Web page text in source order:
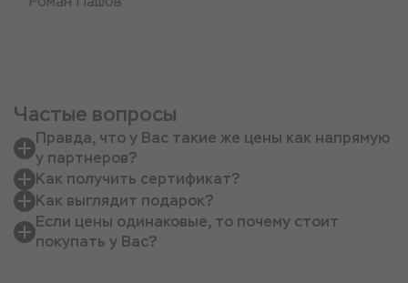
Частые вопросы
Правда, что у Вас такие же цены как напрямую
у партнеров?
Как получить сертификат?
Как выглядит подарок?
Если цены одинаковые, то почему стоит
покупать у Вас?